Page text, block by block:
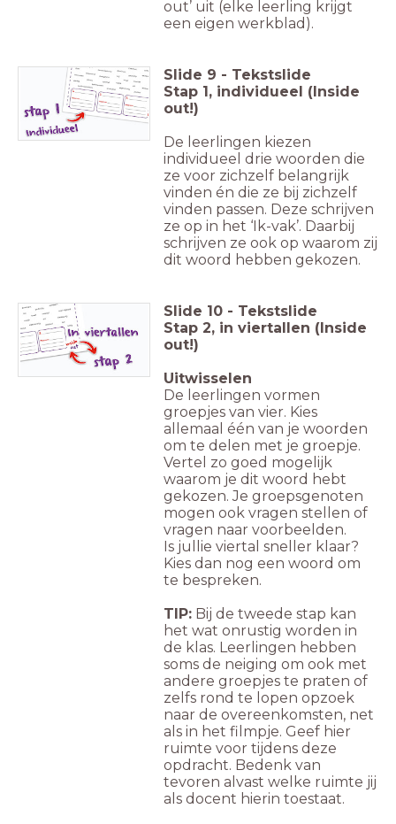
out’ uit (elke leerling krijgt
een eigen werkblad).
Slide 9 - Tekstslide
Stap 1, individueel (Inside
out!)
De leerlingen kiezen
individueel drie woorden die
ze voor zichzelf belangrijk
vinden én die ze bij zichzelf
vinden passen. Deze schrijven
ze op in het ‘Ik-vak’. Daarbij
schrijven ze ook op waarom zij
dit woord hebben gekozen.
Slide 10 - Tekstslide
Stap 2, in viertallen (Inside
out!)
Uitwisselen
De leerlingen vormen
groepjes van vier. Kies
allemaal één van je woorden
om te delen met je groepje.
Vertel zo goed mogelijk
waarom je dit woord hebt
gekozen. Je groepsgenoten
mogen ook vragen stellen of
vragen naar voorbeelden.
Is jullie viertal sneller klaar?
Kies dan nog een woord om
te bespreken.
TIP: Bij de tweede stap kan
het wat onrustig worden in
de klas. Leerlingen hebben
soms de neiging om ook met
andere groepjes te praten of
zelfs rond te lopen opzoek
naar de overeenkomsten, net
als in het filmpje. Geef hier
ruimte voor tijdens deze
opdracht. Bedenk van
tevoren alvast welke ruimte jij
als docent hierin toestaat.